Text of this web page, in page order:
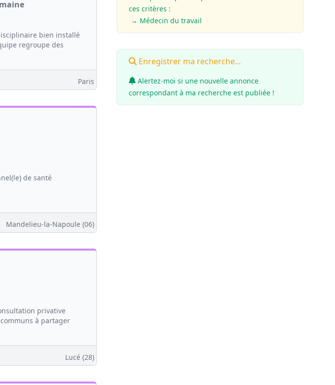
bien installé
regroupe des
Paris
de santé
Mandelieu-la-Napoule (06)
privative
à partager
Lucé (28)
ces critères :
→ Médecin du travail
Enregistrer ma recherche...
Alertez-moi si une nouvelle annonce
correspondant à ma recherche est publiée !